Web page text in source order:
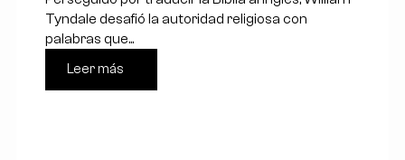
Tyndale desafió la autoridad religiosa con
palabras que...
Leer más